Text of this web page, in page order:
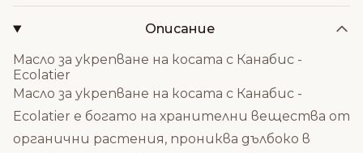
Описание
Масло за укрепване на косата с Канабис -
Ecolatier
Масло за укрепване на косата с Канабис -
Ecolatier е богато на хранителни вещества от
органични растения, прониква дълбоко в